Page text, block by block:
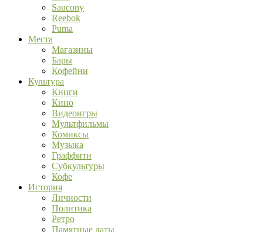
Saucony
Reebok
Puma
Места
Магазины
Бары
Кофейни
Культура
Книги
Кино
Видеоигры
Мультфильмы
Комиксы
Музыка
Граффити
Субкультуры
Кофе
История
Личности
Политика
Ретро
Памятные даты